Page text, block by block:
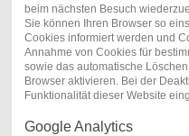
beim nächsten Besuch
Sie können Ihren Browser so
Cookies informiert werden und
Annahme von Cookies für
sowie das automatische
Browser aktivieren. Bei der
Funktionalität dieser Website
Google Analytics